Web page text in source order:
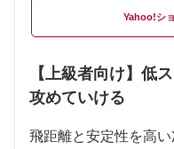
Yahoo!シ
【上級者向け】低
攻めていける
飛距離と安定性を高